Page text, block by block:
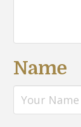
Name